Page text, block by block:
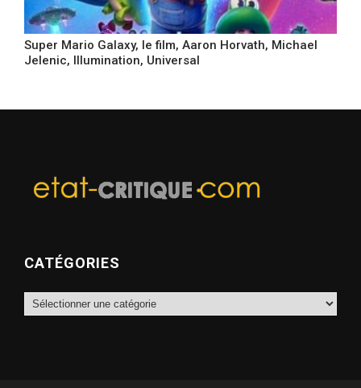
Super Mario Galaxy, le film, Aaron Horvath, Michael
Jelenic, Illumination, Universal
CATÉGORIES
Catégories